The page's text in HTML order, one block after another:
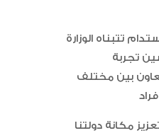
تتبناه الوزارة
تجربة
بين مختلف
مكانة دولتنا
البرتغال ويحل وصيفا في المجر
الإمارات تعزز ريادتها العالمية في جمال
الخيل العربية بزيادة بطولاتها المصنفة